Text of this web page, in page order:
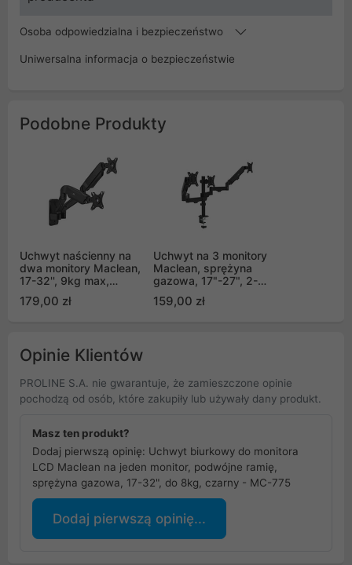
Osoba odpowiedzialna i bezpieczeństwo
Uniwersalna informacja o bezpieczeństwie
Podobne Produkty
Uchwyt naścienny na
dwa monitory Maclean,
17-32'', 9kg max,
MC-988
179,00 zł
Uchwyt na 3 monitory
Maclean, sprężyna
gazowa, 17"-27", 2-
159,00 zł
Opinie Klientów
PROLINE S.A. nie gwarantuje, że zamieszczone opinie
pochodzą od osób, które zakupiły lub używały dany produkt.
Masz ten produkt?
Dodaj pierwszą opinię: Uchwyt biurkowy do monitora
LCD Maclean na jeden monitor, podwójne ramię,
sprężyna gazowa, 17-32", do 8kg, czarny - MC-775
Dodaj pierwszą opinię...